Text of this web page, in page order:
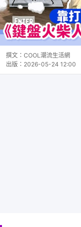
撰文： COOL潮流生活網
出版： 2026-05-24 12:00